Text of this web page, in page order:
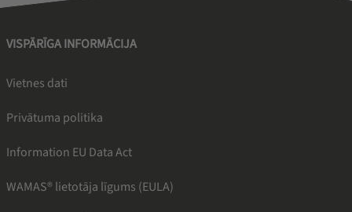
VISPĀRĪGA INFORMĀCIJA
Vietnes dati
Privātuma politika
Information EU Data Act
WAMAS® lietotāja līgums (EULA)